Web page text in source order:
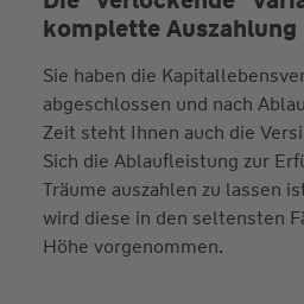
komplette Auszahlung
Sie haben die
abgeschlossen und nach
Zeit steht Ihnen auch die
Sich die Ablaufleistung zur
Träume auszahlen zu lassen
wird diese in den seltensten
Höhe vorgenommen.